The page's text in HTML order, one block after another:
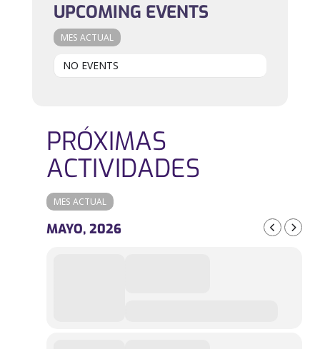
UPCOMING EVENTS
MES ACTUAL
NO EVENTS
PRÓXIMAS
ACTIVIDADES
MES ACTUAL
MAYO, 2026